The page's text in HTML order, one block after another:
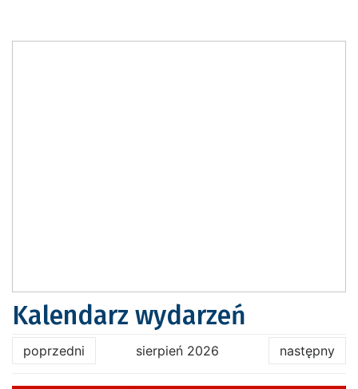
Kalendarz wydarzeń
poprzedni sierpień 2026 następny